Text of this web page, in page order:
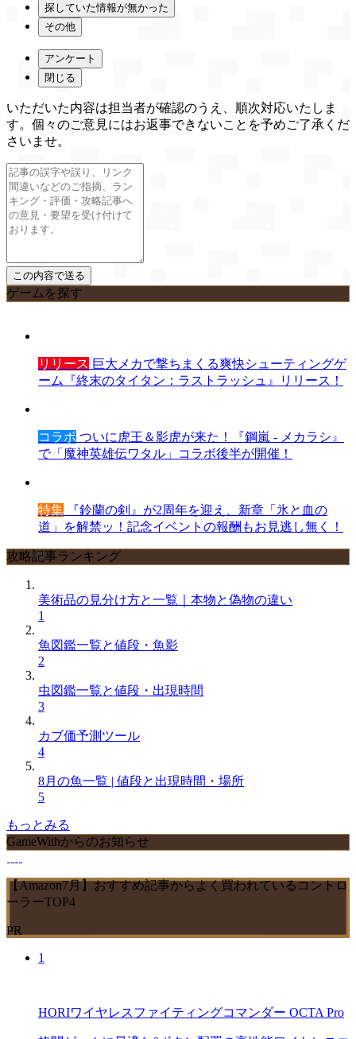
探していた情報が無かった
その他
アンケート
閉じる
いただいた内容は担当者が確認のうえ、順次対応いたしま
す。個々のご意見にはお返事できないことを予めご了承くだ
さいませ。
ゲームを探す
リリース 巨大メカで撃ちまくる爽快シューティングゲ
ーム『終末のタイタン：ラストラッシュ』リリース！
コラボ ついに虎王＆影虎が来た！『鋼嵐 - メカラシ』
で「魔神英雄伝ワタル」コラボ後半が開催！
特集 『鈴蘭の剣』が2周年を迎え、新章「氷と血の
道」を解禁ッ！記念イベントの報酬もお見逃し無く！
攻略記事ランキング
美術品の見分け方と一覧｜本物と偽物の違い
1
魚図鑑一覧と値段・魚影
2
虫図鑑一覧と値段・出現時間
3
カブ価予測ツール
4
8月の魚一覧 | 値段と出現時間・場所
5
もっとみる
GameWithからのお知らせ
【Amazon7月】おすすめ記事からよく買われているコントロ
ーラーTOP4
PR
1
HORIワイヤレスファイティングコマンダー OCTA Pro